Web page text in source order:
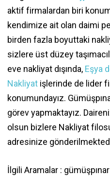
aktif firmalardan biri
kendimize ait olan daimi
birden fazla boyuttaki
sizlere üst düzey
eve nakliyat dışında, Eşya
Nakliyat işlerinde de lider
konumundayız.
görev yapmaktayız.
olsun bizlere Nakliyat
adresinize
İlgili Aramalar :